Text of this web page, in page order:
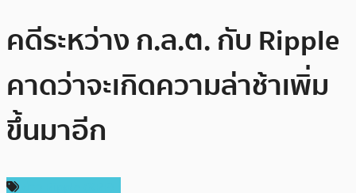
คดีระหว่าง ก.ล.ต. กับ Ripple
คาดว่าจะเกิดความล่าช้าเพิ่ม
ขึ้นมาอีก